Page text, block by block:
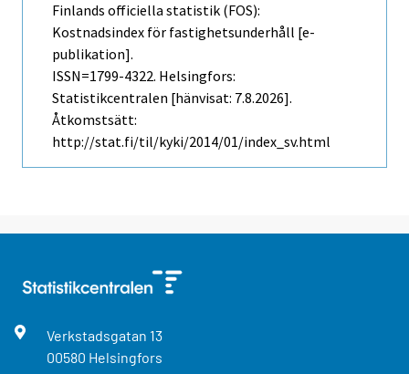
Finlands officiella statistik (FOS):
Kostnadsindex för fastighetsunderhåll [e-
publikation].
ISSN=1799-4322. Helsingfors:
Statistikcentralen [hänvisat: 7.8.2026].
Åtkomstsätt:
http://stat.fi/til/kyki/2014/01/index_sv.html
Verkstadsgatan 13
00580 Helsingfors